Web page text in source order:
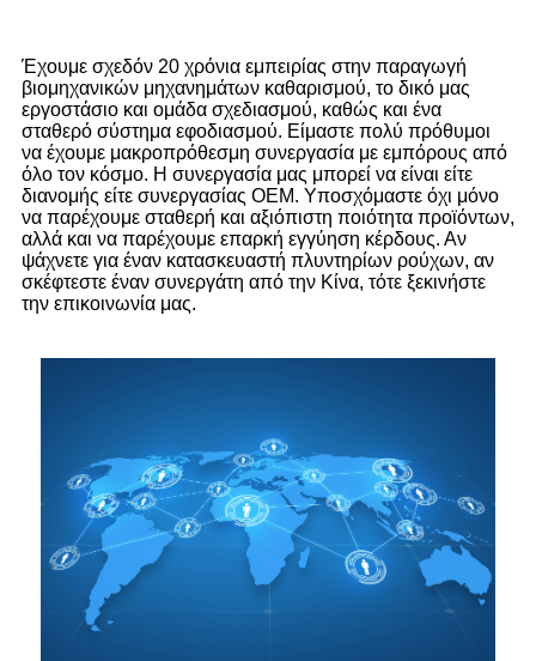
Έχουμε σχεδόν 20 χρόνια εμπειρίας στην παραγωγή
βιομηχανικών μηχανημάτων καθαρισμού, το δικό μας
εργοστάσιο και ομάδα σχεδιασμού, καθώς και ένα
σταθερό σύστημα εφοδιασμού. Είμαστε πολύ πρόθυμοι
να έχουμε μακροπρόθεσμη συνεργασία με εμπόρους από
όλο τον κόσμο. Η συνεργασία μας μπορεί να είναι είτε
διανομής είτε συνεργασίας OEM. Υποσχόμαστε όχι μόνο
να παρέχουμε σταθερή και αξιόπιστη ποιότητα προϊόντων,
αλλά και να παρέχουμε επαρκή εγγύηση κέρδους. Αν
ψάχνετε για έναν κατασκευαστή πλυντηρίων ρούχων, αν
σκέφτεστε έναν συνεργάτη από την Κίνα, τότε ξεκινήστε
την επικοινωνία μας.